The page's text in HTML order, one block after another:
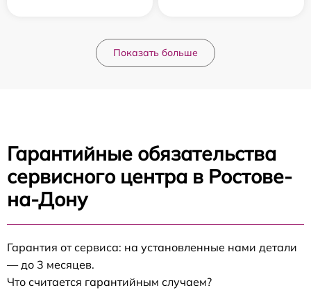
Показать больше
Гарантийные обязательства
сервисного центра в Ростове-
на-Дону
Гарантия от сервиса: на установленные нами детали
— до 3 месяцев.
Что считается гарантийным случаем?